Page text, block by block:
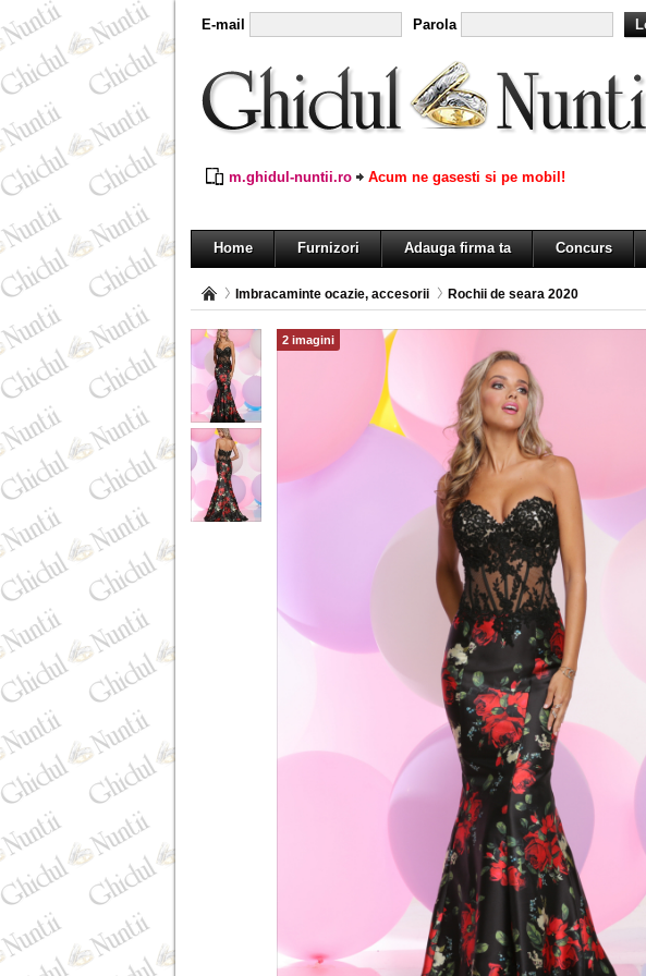
E-mail Parola
m.ghidul-nuntii.ro Acum ne gasesti si pe mobil!
Home Furnizori Adauga firma ta Concurs
Imbracaminte ocazie, accesorii Rochii de seara 2020
2 imagini